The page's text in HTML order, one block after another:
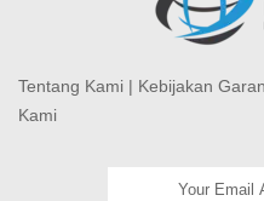
Tentang Kami | Kebijakan
Kami